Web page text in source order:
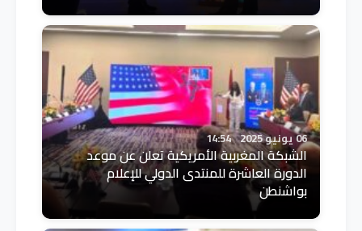
06 يونيو 2025 14:54
الشبكة المغربية الأمريكية تعلن عن موعد
الدورة العاشرة للمنتدى الدولي للإعلام
بواشنطن